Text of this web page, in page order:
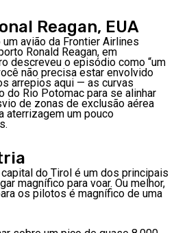
Reagan, EUA
um avião da Frontier Airlines
Ronald Reagan, em
descreveu o episódio como “um
não precisa estar envolvido
arrepios aqui — as curvas
Rio Potomac para se alinhar
de zonas de exclusão aérea
aterrizagem um pouco
do Tirol é um dos principais
magnífico para voar. Ou melhor,
os pilotos é magnífico de uma